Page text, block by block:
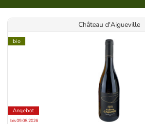
Château d'Aigueville
bio
Angebot
bis 09.08.2026